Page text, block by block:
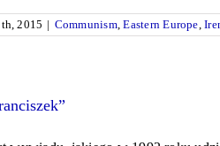
2015 | Communism,Eastern Europe ,